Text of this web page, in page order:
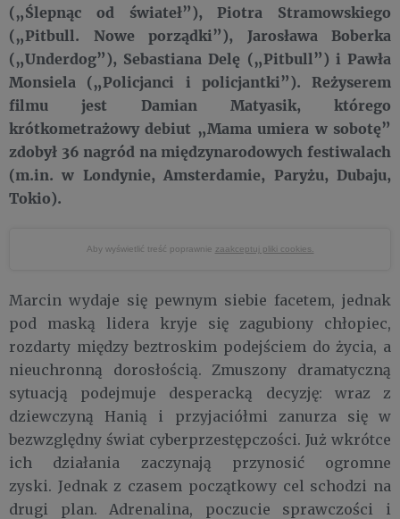
(„Ślepnąc od świateł”), Piotra Stramowskiego
(„Pitbull. Nowe porządki”), Jarosława Boberka
(„Underdog”), Sebastiana Delę („Pitbull”) i Pawła
Monsiela („Policjanci i policjantki”). Reżyserem
filmu jest Damian Matyasik, którego
krótkometrażowy debiut „Mama umiera w sobotę”
zdobył 36 nagród na międzynarodowych festiwalach
(m.in. w Londynie, Amsterdamie, Paryżu, Dubaju,
Tokio).
Aby wyświetlić treść poprawnie zaakceptuj pliki cookies.
Marcin wydaje się pewnym siebie facetem, jednak
pod maską lidera kryje się zagubiony chłopiec,
rozdarty między beztroskim podejściem do życia, a
nieuchronną dorosłością. Zmuszony dramatyczną
sytuacją podejmuje desperacką decyzję: wraz z
dziewczyną Hanią i przyjaciółmi zanurza się w
bezwzględny świat cyberprzestępczości. Już wkrótce
ich działania zaczynają przynosić ogromne
zyski. Jednak z czasem początkowy cel schodzi na
drugi plan. Adrenalina, poczucie sprawczości i